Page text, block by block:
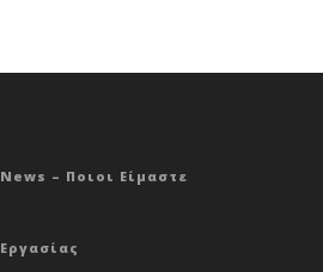
– Ποιοι Είμαστε